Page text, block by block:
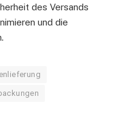
des Versands
und die